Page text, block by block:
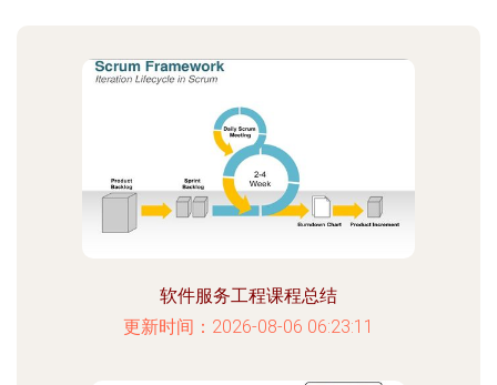
软件服务工程课程总结
更新时间：2026-08-06 06:23:11